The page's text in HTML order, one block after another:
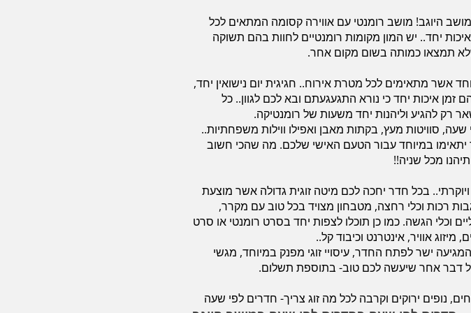
היוגב! מושב רומנטי עם אווירה קסומה המתאים לכל
יחד.. יש המון מקומות רומנטיים לחוות בהם תשוקה
תמצאו כמותה בשום מקום אחר.
אשר מתאימים לכל מטרת אירוח.. חגיגית יום נישואין יחד,
זמן איכות יחד כי נורא התגעגעתם ובא לכם לגוון.. כל
להגיע וליהנות יחד משעות של רומנטיקה.
סוויטות מעץ, בקתות מאבן ואפילו ווילות משפחתיות..
במיוחד עבור הטעם האישי שלכם. מה שהכי חשוב
מכל שניה!!
בכל חדר יחכה לכם מיטה זוגית גדולה אשר מוצעת
רכות וכלי רחצה, מטבחון מצויד בכל טוב עם מקרר,
וכלי הגשה. כמו כן תוכלו לצפות יחד בסרט רומנטי או סרט
אוויר, אינטרנט וכיבוד קל..
ישר לפתח החדר, עיסויי זוגי מפנק במיוחד, מגשי
כל דבר אחר שיעשה לכם טוב- בתוספת תשלום.
נופים ירוקים וקרבה לכל מה זוג צריך- חדרים לפי שעה